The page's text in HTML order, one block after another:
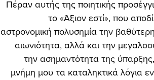
Πέραν αυτής της ποιητικής
το «Άξιον εστί», που
αστρονομική πολυσημία την
αιωνιότητα, αλλά και την
την ασημαντότητα της
μνήμη μου τα καταληκτικά λόγια